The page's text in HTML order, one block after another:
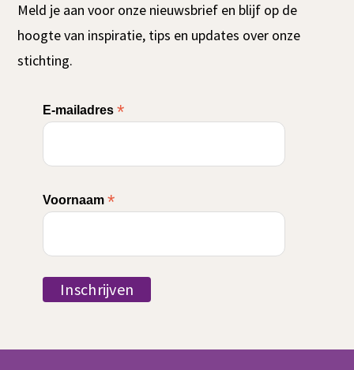
Meld je aan voor onze nieuwsbrief en blijf op de
hoogte van inspiratie, tips en updates over onze
stichting.
E-mailadres *
Voornaam *